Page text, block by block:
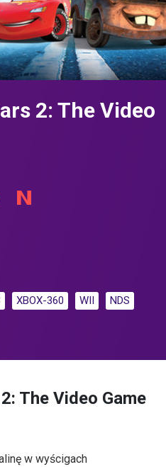
2: The Video
XBOX-360 WII
NDS
The Video Game
w wyścigach